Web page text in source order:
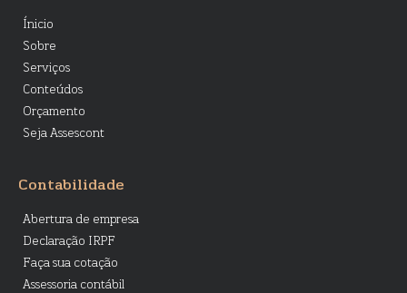
Ínicio
Sobre
Serviços
Conteúdos
Orçamento
Seja Assescont
Contabilidade
Abertura de empresa
Declaração IRPF
Faça sua cotação
Assessoria contábil